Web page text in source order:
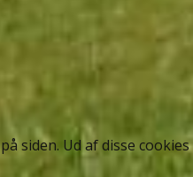
siden. Ud af disse